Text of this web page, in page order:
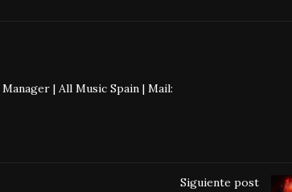
| All Music Spain | Mail:
Siguiente post